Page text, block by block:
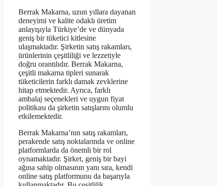
Berrak Makarna, uzun yıllara dayanan
deneyimi ve kalite odaklı üretim
anlayışıyla Türkiye’de ve dünyada
geniş bir tüketici kitlesine
ulaşmaktadır. Şirketin satış rakamları,
ürünlerinin çeşitliliği ve lezzetiyle
doğru orantılıdır. Berrak Makarna,
çeşitli makarna tipleri sunarak
tüketicilerin farklı damak zevklerine
hitap etmektedir. Ayrıca, farklı
ambalaj seçenekleri ve uygun fiyat
politikası da şirketin satışlarını olumlu
etkilemektedir.
Berrak Makarna’nın satış rakamları,
perakende satış noktalarında ve online
platformlarda da önemli bir rol
oynamaktadır. Şirket, geniş bir bayi
ağına sahip olmasının yanı sıra, kendi
online satış platformunu da başarıyla